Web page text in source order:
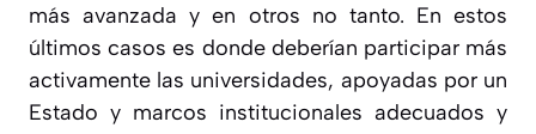
más avanzada y en otros no tanto. En estos
últimos casos es donde deberían participar más
activamente las universidades, apoyadas por un
Estado y marcos institucionales adecuados y